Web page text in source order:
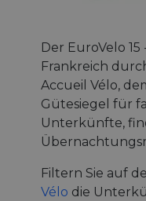
Der EuroVelo
Frankreich
Accueil Vélo,
Gütesiegel für
Unterkünfte,
Filtern Sie auf
Vélo die